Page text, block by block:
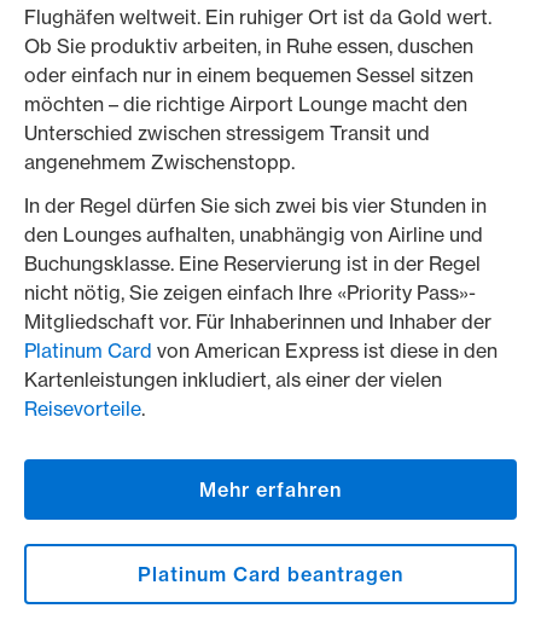
Flughäfen weltweit. Ein ruhiger Ort ist da Gold wert.
Ob Sie produktiv arbeiten, in Ruhe essen, duschen
oder einfach nur in einem bequemen Sessel sitzen
möchten – die richtige Airport Lounge macht den
Unterschied zwischen stressigem Transit und
angenehmem Zwischenstopp.
In der Regel dürfen Sie sich zwei bis vier Stunden in
den Lounges aufhalten, unabhängig von Airline und
Buchungsklasse. Eine Reservierung ist in der Regel
nicht nötig, Sie zeigen einfach Ihre «Priority Pass»-
Mitgliedschaft vor. Für Inhaberinnen und Inhaber der
Platinum Card von American Express ist diese in den
Kartenleistungen inkludiert, als einer der vielen
Reisevorteile.
Mehr erfahren
Platinum Card beantragen